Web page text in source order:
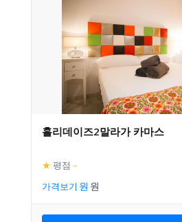
홀리데이즈2말라가 카마스
★ 평점 –
가격보기